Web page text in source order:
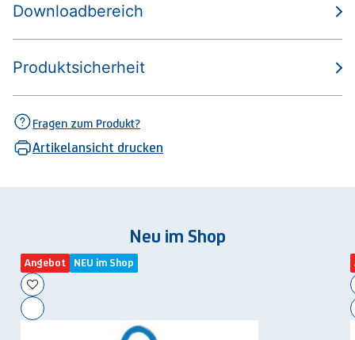
Downloadbereich
Produktsicherheit
Fragen zum Produkt?
Artikelansicht drucken
Neu im Shop
Angebot NEU im Shop